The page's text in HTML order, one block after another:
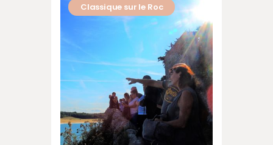
Classique sur le Roc